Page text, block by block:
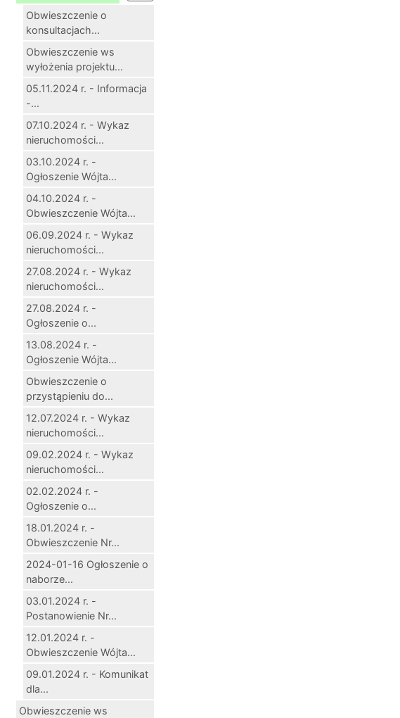
Obwieszczenie o
konsultacjach...
Obwieszczenie ws
wyłożenia projektu...
05.11.2024 r. - Informacja
-...
07.10.2024 r. - Wykaz
nieruchomości...
03.10.2024 r. -
Ogłoszenie Wójta...
04.10.2024 r. -
Obwieszczenie Wójta...
06.09.2024 r. - Wykaz
nieruchomości...
27.08.2024 r. - Wykaz
nieruchomości...
27.08.2024 r. -
Ogłoszenie o...
13.08.2024 r. -
Ogłoszenie Wójta...
Obwieszczenie o
przystąpieniu do...
12.07.2024 r. - Wykaz
nieruchomości...
09.02.2024 r. - Wykaz
nieruchomości...
02.02.2024 r. -
Ogłoszenie o...
18.01.2024 r. -
Obwieszczenie Nr...
2024-01-16 Ogłoszenie o
naborze...
03.01.2024 r. -
Postanowienie Nr...
12.01.2024 r. -
Obwieszczenie Wójta...
09.01.2024 r. - Komunikat
dla...
Obwieszczenie ws